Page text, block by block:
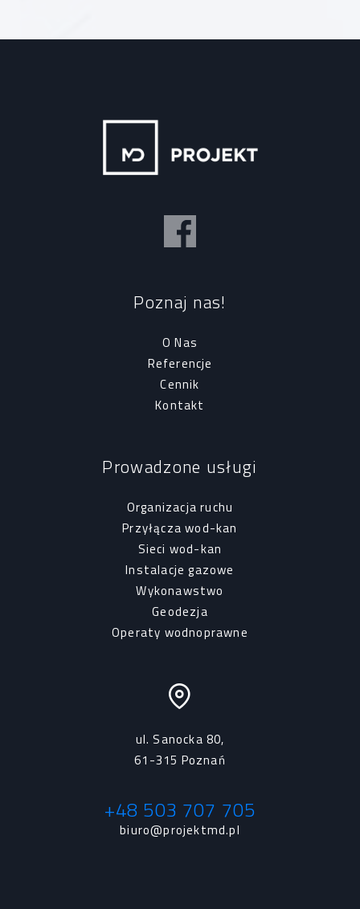
Poznaj nas!
O Nas
Referencje
Cennik
Kontakt
Prowadzone usługi
Organizacja ruchu
Przyłącza wod-kan
Sieci wod-kan
Instalacje gazowe
Wykonawstwo
Geodezja
Operaty wodnoprawne
ul. Sanocka 80,
61-315 Poznań
+48 503 707 705
biuro@projektmd.pl